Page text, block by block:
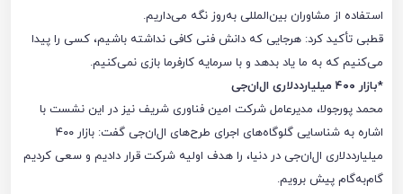
استفاده از مشاوران بین‌المللی به‌روز نگه می‌داریم.
قطبی تأکید کرد: هرجایی که دانش فنی کافی نداشته باشیم، کسی را پیدا
می‌کنیم که به ما یاد بدهد و با سرمایه کارفرما بازی نمی‌کنیم.
*بازار ۴۰۰ میلیارددلاری ال‌ان‌جی
محمد پورجولا، مدیرعامل شرکت امین فناوری شریف نیز در این نشست با
اشاره به شناسایی گلوگاه‌های اجرای طرح‌های ال‌ان‌جی گفت: بازار ۴۰۰
میلیارددلاری ال‌ان‌جی در دنیا، را هدف اولیه شرکت قرار دادیم و سعی کردیم
گام‌به‌گام پیش برویم.